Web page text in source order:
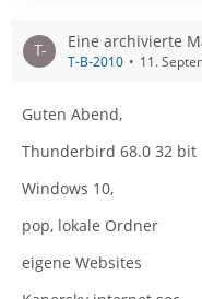
Eine archivierte
T-B-2010 11.
Guten Abend,
Thunderbird 68.0 32 bit
Windows 10,
pop, lokale Ordner
eigene Websites